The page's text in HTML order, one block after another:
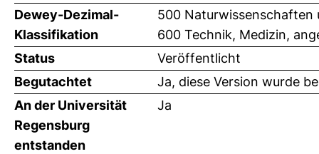
Dewey-Dezimal-
Klassifikation
500 Naturwissenschaften
600 Technik, Medizin,
Status
Veröffentlicht
Begutachtet
Ja, diese Version wurde
An der Universität
Regensburg
entstanden
Ja